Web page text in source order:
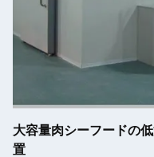
大容量肉シーフードの
置